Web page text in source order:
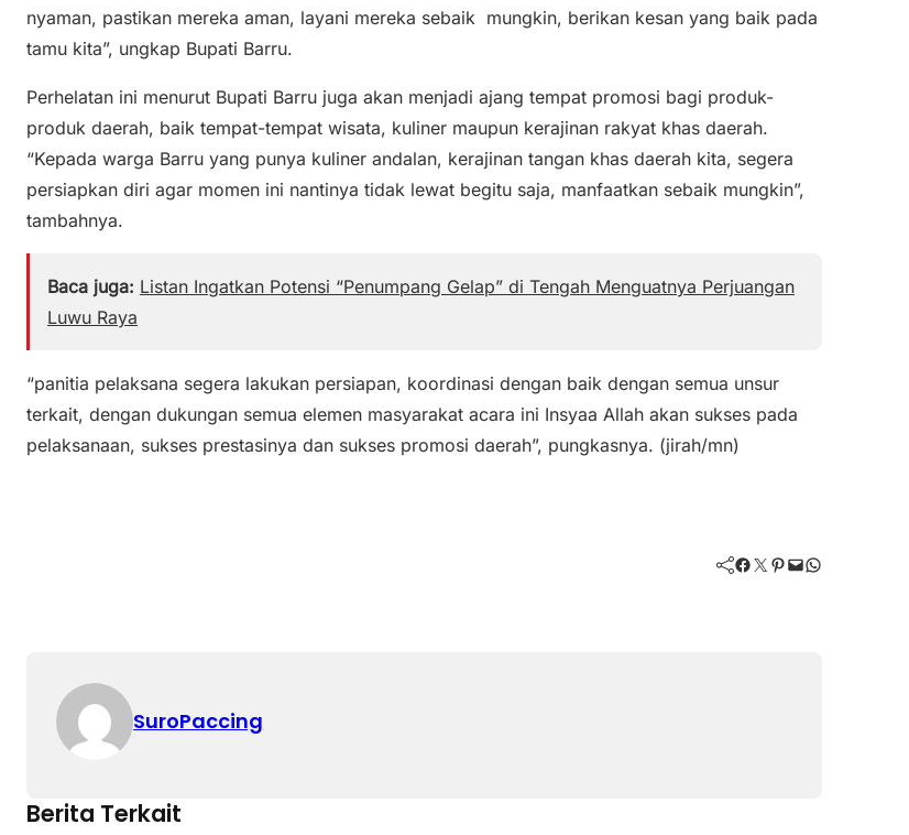
nyaman, pastikan mereka aman, layani mereka sebaik mungkin, berikan kesan yang baik pada
tamu kita”, ungkap Bupati Barru.
Perhelatan ini menurut Bupati Barru juga akan menjadi ajang tempat promosi bagi produk-
produk daerah, baik tempat-tempat wisata, kuliner maupun kerajinan rakyat khas daerah.
“Kepada warga Barru yang punya kuliner andalan, kerajinan tangan khas daerah kita, segera
persiapkan diri agar momen ini nantinya tidak lewat begitu saja, manfaatkan sebaik mungkin”,
tambahnya.
Baca juga: Listan Ingatkan Potensi “Penumpang Gelap” di Tengah Menguatnya Perjuangan
Luwu Raya
“panitia pelaksana segera lakukan persiapan, koordinasi dengan baik dengan semua unsur
terkait, dengan dukungan semua elemen masyarakat acara ini Insyaa Allah akan sukses pada
pelaksanaan, sukses prestasinya dan sukses promosi daerah”, pungkasnya. (jirah/mn)
Facebook Twitter Pinterest Mail WhatsApp
SuroPaccing
Berita Terkait